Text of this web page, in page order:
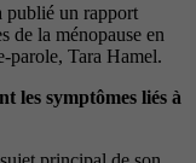
publié un rapport
de la ménopause en
parole, Tara Hamel.
les symptômes liés à